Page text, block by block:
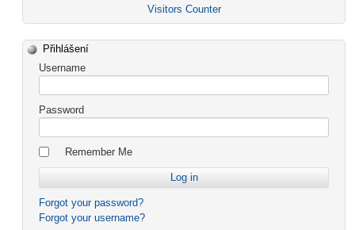
Visitors Counter
Přihlášení
Username
Password
Remember Me
Forgot your password?
Forgot your username?